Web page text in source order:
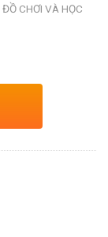
CHƠI VÀ HỌC